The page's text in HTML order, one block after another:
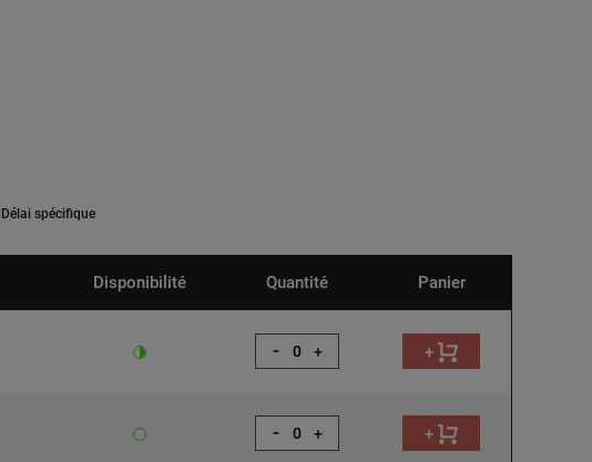
Délai spécifique
Disponibilité Quantité Panier
- + +
- + +